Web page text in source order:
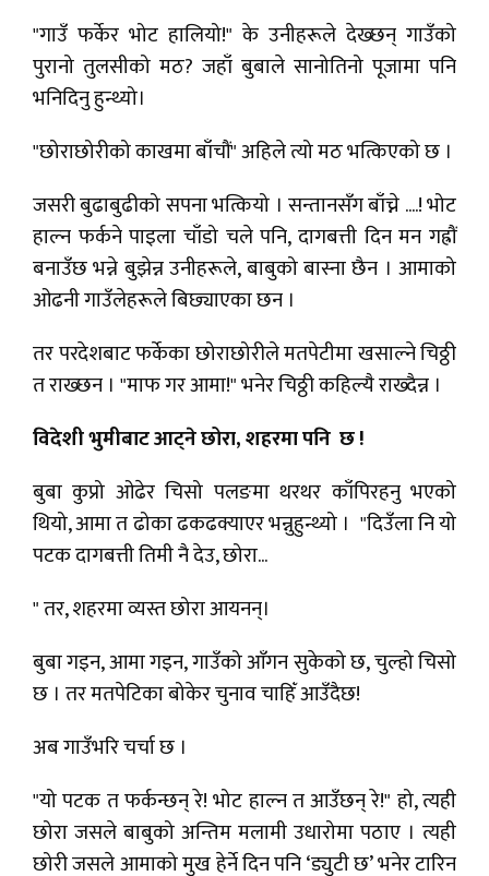
"गाउँ फर्केर भोट हालियो!" के उनीहरूले देख्छन् गाउँको
पुरानो तुलसीको मठ? जहाँ बुबाले सानोतिनो पूजामा पनि
भनिदिनु हुन्थ्यो।
"छोराछोरीको काखमा बाँचौं" अहिले त्यो मठ भत्किएको छ ।
जसरी बुढाबुढीको सपना भत्कियो । सन्तानसँग बाँच्ने ....! भोट
हाल्न फर्कने पाइला चाँडो चले पनि, दागबत्ती दिन मन गह्रौं
बनाउँछ भन्ने बुझेन्न उनीहरूले, बाबुको बास्ना छैन । आमाको
ओढनी गाउँलेहरूले बिछ्याएका छन ।
तर परदेशबाट फर्केका छोराछोरीले मतपेटीमा खसाल्ने चिठ्ठी
त राख्छन । "माफ गर आमा!" भनेर चिठ्ठी कहिल्यै राख्दैन्न ।
विदेशी भुमीबाट आट्ने छोरा, शहरमा पनि छ !
बुबा कुप्रो ओढेर चिसो पलङमा थरथर काँपिरहनु भएको
थियो, आमा त ढोका ढकढक्याएर भन्नुहुन्थ्यो । "दिउँला नि यो
पटक दागबत्ती तिमी नै देउ, छोरा...
" तर, शहरमा व्यस्त छोरा आयनन्।
बुबा गइन, आमा गइन, गाउँको आँगन सुकेको छ, चुल्हो चिसो
छ । तर मतपेटिका बोकेर चुनाव चाहिँ आउँदैछ!
अब गाउँभरि चर्चा छ ।
"यो पटक त फर्कन्छन् रे! भोट हाल्न त आउँछन् रे!" हो, त्यही
छोरा जसले बाबुको अन्तिम मलामी उधारोमा पठाए । त्यही
छोरी जसले आमाको मुख हेर्ने दिन पनि ‘ड्युटी छ’ भनेर टारिन